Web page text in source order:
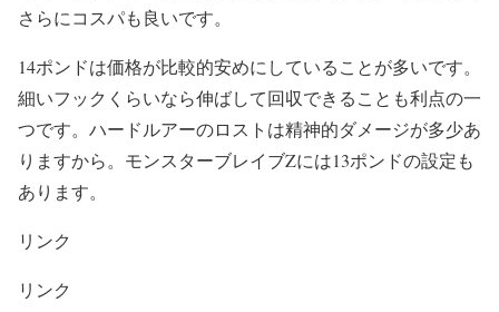
さらにコスパも良いです。
14ポンドは価格が比較的安めにしていることが多いです。
細いフックくらいなら伸ばして回収できることも利点の一
つです。ハードルアーのロストは精神的ダメージが多少あ
りますから。モンスターブレイブZには13ポンドの設定も
あります。
リンク
リンク